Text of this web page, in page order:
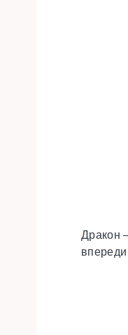
Дракон